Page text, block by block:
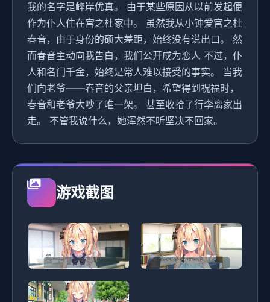
我的名字是峰岸优真。 由于某些原因从以前发起便
作为仆人住在宫之杜家中。 虽然我从小钟爱宫之杜
春音，由于身份的硕大差距，始终没有说出口。 然
而春音主动向我告白，我们公开成为恋人 不过，仆
人和名门千金，始终是常人难以接受的事实。 当我
们向老爷——春音的父亲坦白，希望得到祝福时，
春音和老爷大吵了唯一架。 甚至收拾了行李离家出
走。 不管我说什么，她浑然不听坚决不回家。
游戏截图